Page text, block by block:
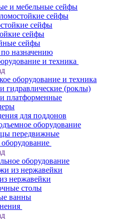
и мебельные сейфы
сейфы
сейфы
сейфы
сейфы
назначению
и техника
оборудование и техника
гидравлические (роклы)
платформенные
для поддонов
оборудование
передвижные
оборудование
из нержавейки
нержавейки
столы
ванны